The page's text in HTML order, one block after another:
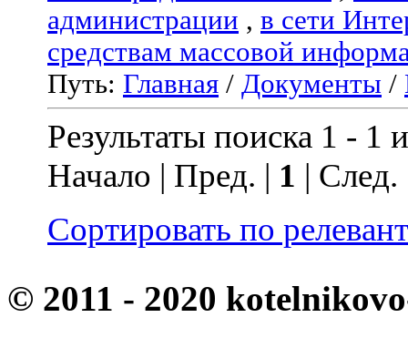
администрации , в сети
средствам массовой
Путь: Главная / Документы /
Результаты поиска 1 - 1
Начало | Пред. | 1 |
Сортировать по
© 2011 - 2020